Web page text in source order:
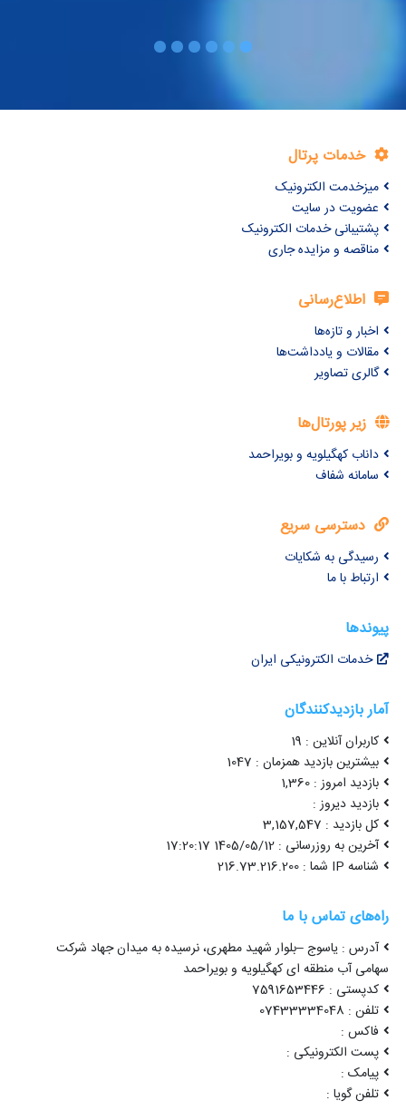
خدمات پرتال
میزخدمت الکترونیک
عضویت در سایت
پشتیبانی خدمات الکترونیک
مناقصه و مزایده جاری
اطلاع‌رسانی
اخبار و تازه‌ها
مقالات و یادداشت‌ها
گالری تصاویر
زیر پورتال‌ها
داناب کهگیلویه و بویراحمد
سامانه شفاف
دسترسی سریع
رسیدگی به شکایات
ارتباط با ما
پیوندها
خدمات الکترونیکی ایران
آمار بازدیدکنندگان
کاربران آنلاین : 19
بیشترین بازدید همزمان : 1047
بازدید امروز : 1,360
بازدید دیروز :
کل بازدید : 3,157,547
آخرین به روزرسانی : 1405/05/12 17:20:17
شناسه IP شما : 216.73.216.200
راه‌های تماس با ما
آدرس : یاسوج –بلوار شهید مطهری، نرسیده به میدان جهاد شرکت
سهامی آب منطقه ای کهگیلویه و بویراحمد
کدپستی : 7591653446
تلفن : 07433334048
فاکس :
پست الکترونیکی :
پیامک :
تلفن گویا :